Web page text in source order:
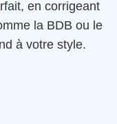
en corrigeant
la BDB ou le
à votre style.